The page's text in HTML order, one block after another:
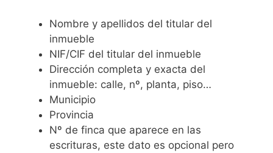
Nombre y apellidos del titular del
inmueble
NIF/CIF del titular del inmueble
Dirección completa y exacta del
inmueble: calle, nº, planta, piso…
Municipio
Provincia
Nº de finca que aparece en las
escrituras, este dato es opcional pero